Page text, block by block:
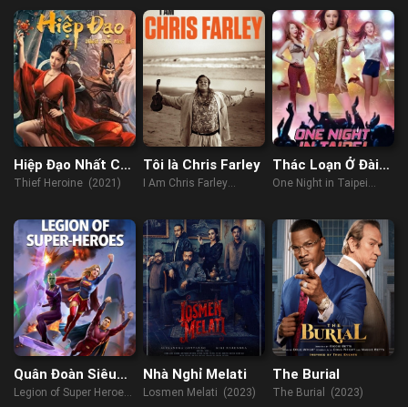
Hiệp Đạo Nhất Chi
Mai
Thief Heroine (2021)
Tôi là Chris Farley
I Am Chris Farley
Thác Loạn Ở Đài
Bắc
One Night in Taipei
Quân Đoàn Siêu
Anh Hùng
Legion of Super Heroes
Nhà Nghỉ Melati
Losmen Melati (2023)
The Burial
The Burial (2023)